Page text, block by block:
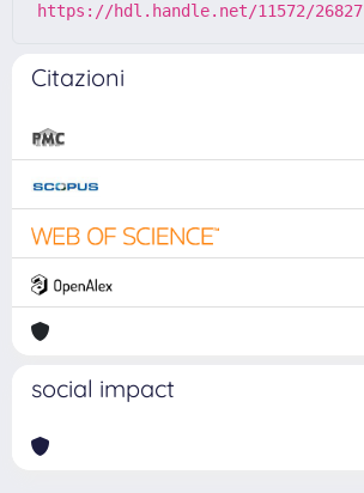
https://hdl.handle.net/11572/
Citazioni
social impact